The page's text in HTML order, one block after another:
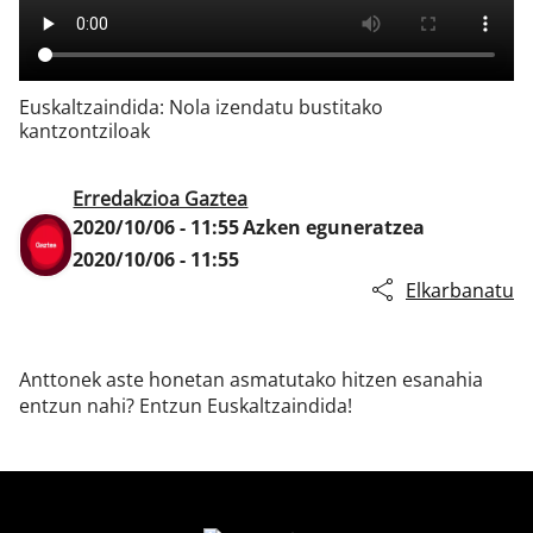
Euskaltzaindida: Nola izendatu bustitako
kantzontziloak
Erredakzioa Gaztea
2020/10/06 - 11:55Azken eguneratzea
2020/10/06 - 11:55
Elkarbanatu
Anttonek aste honetan asmatutako hitzen esanahia
entzun nahi? Entzun Euskaltzaindida!